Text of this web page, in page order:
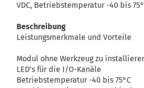
VDC, Betriebstemperatur -40 bis
Beschreibung
Leistungsmerkmale und Vorteile
Modul ohne Werkzeug zu
LED’s für die I/O-Kanäle
Betriebstemperatur -40 bis 75°C